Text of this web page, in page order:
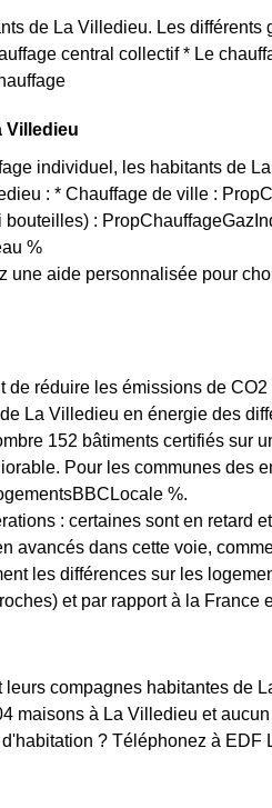
de La Villedieu. Les
central collectif * Le
Villedieu
individuel, les habitants de
: * Chauffage de ville :
:
%
aide personnalisée pour
réduire les émissions de
La Villedieu en énergie des
152 bâtiments certifiés sur
Pour les communes des
%.
: certaines sont en retard
avancés dans cette voie,
les différences sur les
et par rapport à la France
compagnes habitantes de
maisons à La Villedieu et
? Téléphonez à EDF